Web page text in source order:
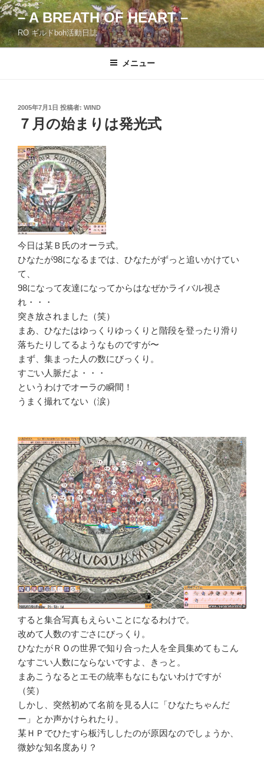
コ
ン
テ
ン
– A BREATH OF HEART –
RO ギルドboh活動日誌
メニュー
投
稿
日:
2005年7月1日 投稿者: WIND
７月の始まりは発光式
今日は某Ｂ氏のオーラ式。
ひなたが98になるまでは、ひなたがずっと追いかけてい
て、
98になって友達になってからはなぜかライバル視さ
れ・・・
突き放されました（笑）
まあ、ひなたはゆっくりゆっくりと階段を登ったり滑り
落ちたりしてるようなものですが〜
まず、集まった人の数にびっくり。
すごい人脈だよ・・・
というわけでオーラの瞬間！
うまく撮れてない（涙）
すると集合写真もえらいことになるわけで。
改めて人数のすごさにびっくり。
ひなたがＲＯの世界で知り合った人を全員集めてもこん
なすごい人数にならないですよ、きっと。
まあこうなるとエモの統率もなにもないわけですが
（笑）
しかし、突然初めて名前を見る人に「ひなたちゃんだ
ー」とか声かけられたり。
某ＨＰでひたすら板汚ししたのが原因なのでしょうか、
微妙な知名度あり？